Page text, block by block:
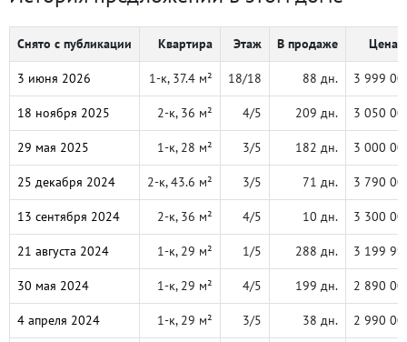
Снято с публикации Квартира Этаж В продаже Цена,
3 июня 2026 1-к, 37.4 м² 18/18 88 дн. 3 999
18 ноября 2025 2-к, 36 м² 4/5 209 дн. 3 050
29 мая 2025 1-к, 28 м² 3/5 182 дн. 3 000
25 декабря 2024 2-к, 43.6 м² 3/5 71 дн. 3 790
13 сентября 2024 2-к, 36 м² 4/5 10 дн. 3 300
21 августа 2024 1-к, 29 м² 1/5 288 дн. 3 199
30 мая 2024 1-к, 29 м² 4/5 199 дн. 2 890
4 апреля 2024 1-к, 29 м² 3/5 38 дн. 2 990